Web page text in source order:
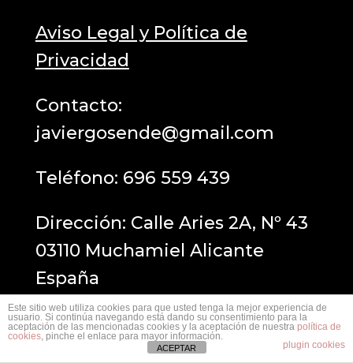
Aviso Legal y Política de
Privacidad
Contacto:
javiergosende@gmail.com
Teléfono: 696 559 439
Dirección: Calle Aries 2A, Nº 43
03110 Muchamiel Alicante
España
Este sitio web utiliza cookies para que usted tenga la mejor experiencia de
usuario. Si continúa navegando está dando su consentimiento para la
aceptación de las mencionadas cookies y la aceptación de nuestra política de
cookies, pinche el enlace para mayor información.
plugin cookies
ACEPTAR